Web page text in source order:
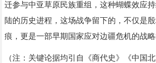
迁参与中亚草原民族重组，这种蝴蝶效应
陆的历史进程，这场战争留下的，不仅是
痕，更是一部早期国家应对边疆危机的战略
（注：关键论据均引自《商代史》《中国